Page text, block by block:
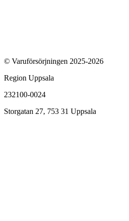
© Varuförsörjningen 2025-2026
Region Uppsala
232100-0024
Storgatan 27, 753 31 Uppsala